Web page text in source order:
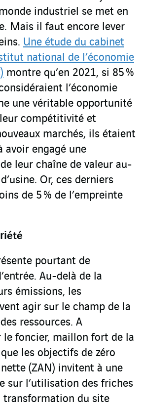
industriel se met en
Mais il faut encore lever
Une étude du cabinet
national de l’économie
montre qu’en 2021, si 85 %
l’économie
une véritable opportunité
compétitivité et
marchés, ils étaient
avoir engagé une
leur chaîne de valeur au-
Or, ces derniers
de 5 % de l’empreinte
pourtant de
Au-delà de la
émissions, les
agir sur le champ de la
ressources. A
le foncier, maillon fort de la
les objectifs de zéro
(ZAN) invitent à une
sur l’utilisation des friches
transformation du site